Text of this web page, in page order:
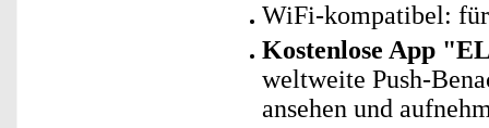
WiFi-kompatibel:
Kostenlose App
weltweite Push-
ansehen und